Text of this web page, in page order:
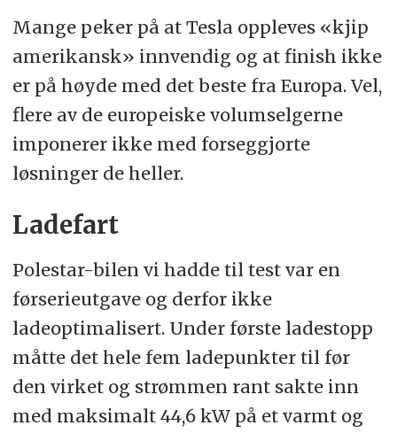
Mange peker på at Tesla oppleves «kjip
amerikansk» innvendig og at finish ikke
er på høyde med det beste fra Europa. Vel,
flere av de europeiske volumselgerne
imponerer ikke med forseggjorte
løsninger de heller.
Ladefart
Polestar-bilen vi hadde til test var en
førserieutgave og derfor ikke
ladeoptimalisert. Under første ladestopp
måtte det hele fem ladepunkter til før
den virket og strømmen rant sakte inn
med maksimalt 44,6 kW på et varmt og